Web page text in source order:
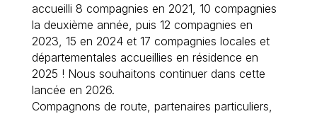
accueilli 8 compagnies en 2021, 10 compagnies
la deuxième année, puis 12 compagnies en
2023, 15 en 2024 et 17 compagnies locales et
départementales accueillies en résidence en
2025 ! Nous souhaitons continuer dans cette
lancée en 2026.
Compagnons de route, partenaires particuliers,